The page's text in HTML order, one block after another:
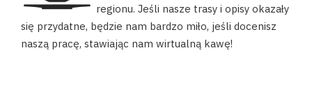
Nasz portal używa plików cookies, aby ułatwić Ci korzystanie z
naszych zasobów, dopasować treści do Twoich potrzeb oraz w
celach statystycznych. Możesz określić warunki przechowywania
regionu. Jeśli nasze trasy i opisy okazały
się przydatne, będzie nam bardzo miło, jeśli docenisz
naszą pracę, stawiając nam wirtualną kawę!